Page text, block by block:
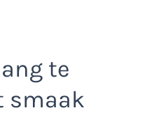
te
smaak